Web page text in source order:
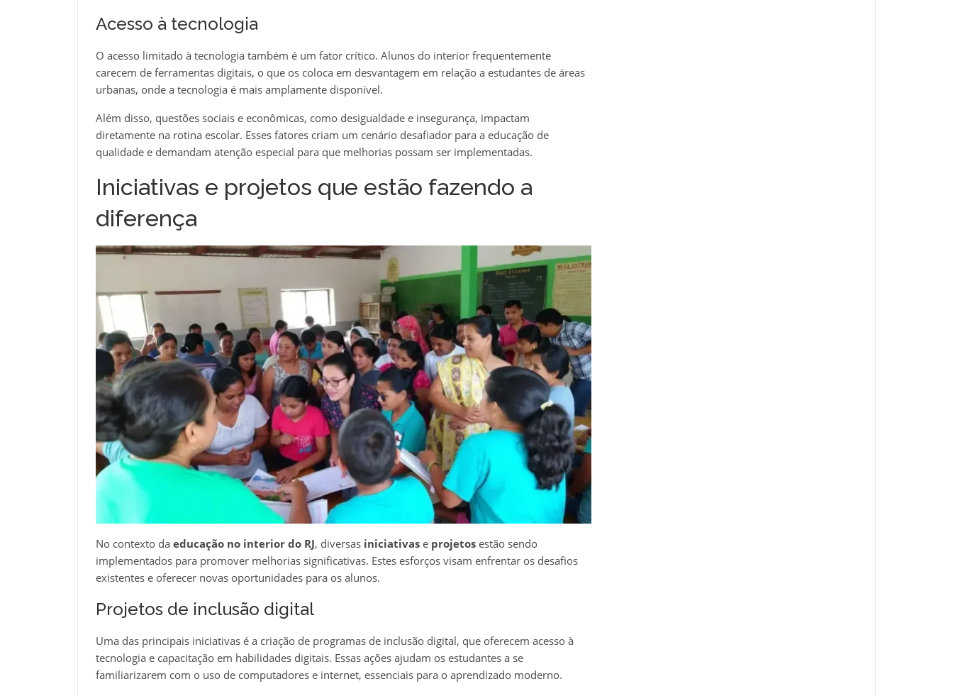
Acesso à tecnologia
O acesso limitado à tecnologia também é um fator crítico. Alunos do interior frequentemente
carecem de ferramentas digitais, o que os coloca em desvantagem em relação a estudantes de áreas
urbanas, onde a tecnologia é mais amplamente disponível.
Além disso, questões sociais e econômicas, como desigualdade e insegurança, impactam
diretamente na rotina escolar. Esses fatores criam um cenário desafiador para a educação de
qualidade e demandam atenção especial para que melhorias possam ser implementadas.
Iniciativas e projetos que estão fazendo a
diferença
No contexto da educação no interior do RJ, diversas iniciativase projetosestão sendo
implementados para promover melhorias significativas. Estes esforços visam enfrentar os desafios
existentes e oferecer novas oportunidades para os alunos.
Projetos de inclusão digital
Uma das principais iniciativas é a criação de programas de inclusão digital, que oferecem acesso à
tecnologia e capacitação em habilidades digitais. Essas ações ajudam os estudantes a se
familiarizarem com o uso de computadores e internet, essenciais para o aprendizado moderno.